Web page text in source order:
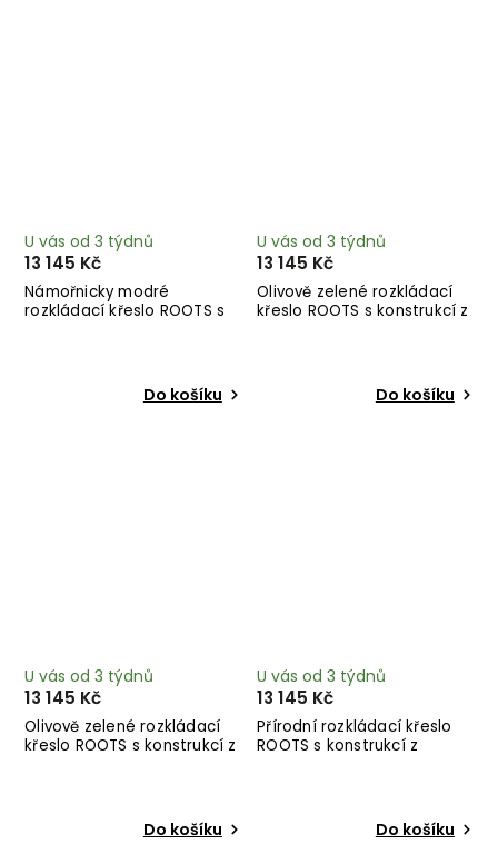
Námořnicky modré
rozkládací křeslo ROOTS s
U vás od 3 týdnů
13 145 Kč
Do košíku
Olivově zelené rozkládací
křeslo ROOTS s konstrukcí z
U vás od 3 týdnů
13 145 Kč
Do košíku
Olivově zelené rozkládací
křeslo ROOTS s konstrukcí z
U vás od 3 týdnů
13 145 Kč
Do košíku
Přírodní rozkládací křeslo
ROOTS s konstrukcí z
U vás od 3 týdnů
13 145 Kč
Do košíku